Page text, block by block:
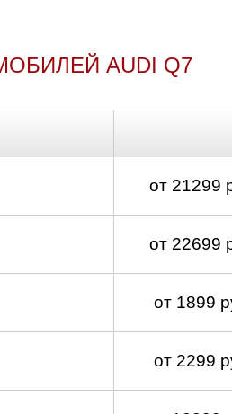
AUDI Q7
от 21299
от 22699
от 1899
от 2299